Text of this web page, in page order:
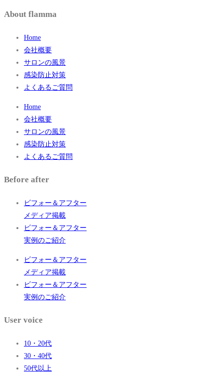
About flamma
Home
会社概要
サロンの風景
感染防止対策
よくあるご質問
Home
会社概要
サロンの風景
感染防止対策
よくあるご質問
Before after
ビフォー＆アフター
メディア掲載
ビフォー＆アフター
実例のご紹介
ビフォー＆アフター
メディア掲載
ビフォー＆アフター
実例のご紹介
User voice
10・20代
30・40代
50代以上